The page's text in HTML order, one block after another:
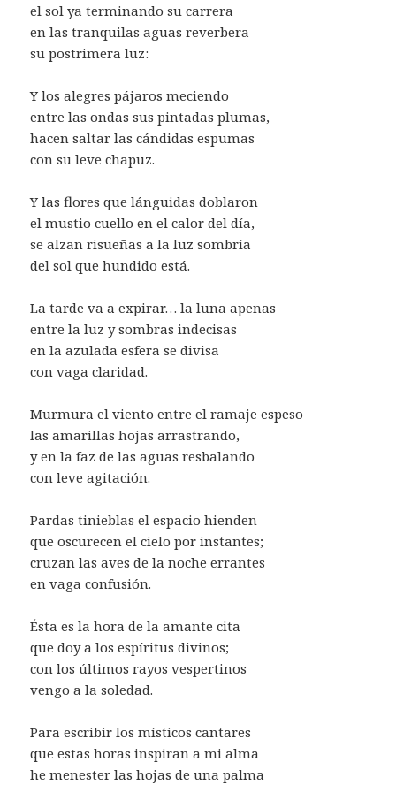
el sol ya terminando su carrera
en las tranquilas aguas reverbera
su postrimera luz:
Y los alegres pájaros meciendo
entre las ondas sus pintadas plumas,
hacen saltar las cándidas espumas
con su leve chapuz.
Y las flores que lánguidas doblaron
el mustio cuello en el calor del día,
se alzan risueñas a la luz sombría
del sol que hundido está.
La tarde va a expirar… la luna apenas
entre la luz y sombras indecisas
en la azulada esfera se divisa
con vaga claridad.
Murmura el viento entre el ramaje espeso
las amarillas hojas arrastrando,
y en la faz de las aguas resbalando
con leve agitación.
Pardas tinieblas el espacio hienden
que oscurecen el cielo por instantes;
cruzan las aves de la noche errantes
en vaga confusión.
Ésta es la hora de la amante cita
que doy a los espíritus divinos;
con los últimos rayos vespertinos
vengo a la soledad.
Para escribir los místicos cantares
que estas horas inspiran a mi alma
he menester las hojas de una palma